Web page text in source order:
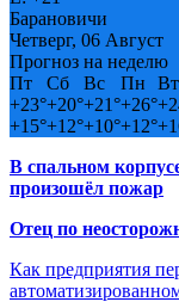
Барановичи
Четверг, 06 Август
Прогноз на неделю
Пт
Сб Вс Пн Вт
+23°+20°+21°+26°+
+15°+12°+10°+12°+
В спальном
произошёл пожар
Отец по
Как предприятия